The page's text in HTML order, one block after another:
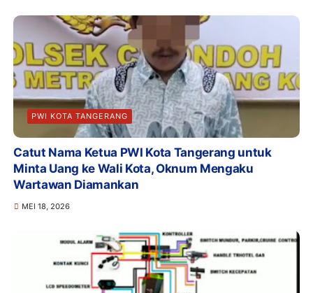
PWI KOTA TANGERANG
Catut Nama Ketua PWI Kota Tangerang untuk
Minta Uang ke Wali Kota, Oknum Mengaku
Wartawan Diamankan
MEI 18, 2026